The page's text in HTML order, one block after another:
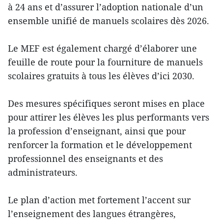
à 24 ans et d’assurer l’adoption nationale d’un
ensemble unifié de manuels scolaires dès 2026.
Le MEF est également chargé d’élaborer une
feuille de route pour la fourniture de manuels
scolaires gratuits à tous les élèves d’ici 2030.
Des mesures spécifiques seront mises en place
pour attirer les élèves les plus performants vers
la profession d’enseignant, ainsi que pour
renforcer la formation et le développement
professionnel des enseignants et des
administrateurs.
Le plan d’action met fortement l’accent sur
l’enseignement des langues étrangères,